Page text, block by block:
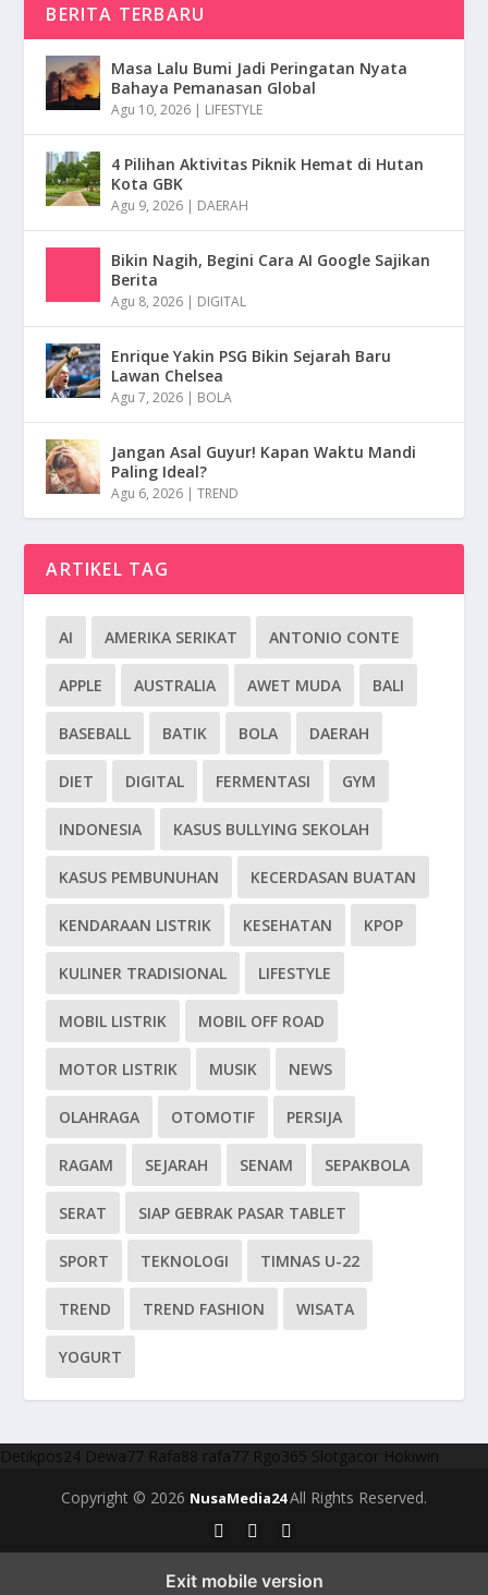
BERITA TERBARU
Masa Lalu Bumi Jadi Peringatan Nyata
Bahaya Pemanasan Global
Agu 10, 2026 | LIFESTYLE
4 Pilihan Aktivitas Piknik Hemat di Hutan
Kota GBK
Agu 9, 2026 | DAERAH
Bikin Nagih, Begini Cara AI Google Sajikan
Berita
Agu 8, 2026 | DIGITAL
Enrique Yakin PSG Bikin Sejarah Baru
Lawan Chelsea
Agu 7, 2026 | BOLA
Jangan Asal Guyur! Kapan Waktu Mandi
Paling Ideal?
Agu 6, 2026 |TREND
ARTIKEL TAG
AI AMERIKA SERIKAT ANTONIO CONTE
APPLE AUSTRALIA AWET MUDA BALI
BASEBALL BATIK BOLA DAERAH
DIET DIGITAL FERMENTASI GYM
INDONESIA KASUS BULLYING SEKOLAH
KASUS PEMBUNUHAN KECERDASAN BUATAN
KENDARAAN LISTRIK KESEHATAN KPOP
KULINER TRADISIONAL LIFESTYLE
MOBIL LISTRIK MOBIL OFF ROAD
MOTOR LISTRIK MUSIK NEWS
OLAHRAGA OTOMOTIF PERSIJA
RAGAM SEJARAH SENAM SEPAKBOLA
SERAT SIAP GEBRAK PASAR TABLET
SPORT TEKNOLOGI TIMNAS U-22
TREND TREND FASHION WISATA
YOGURT
Detikpos24 Dewa77 Rafa88 rafa77 Rgo365 Slotgacor Hokiwin
Copyright © 2026 NusaMedia24All Rights Reserved.
Exit mobile version